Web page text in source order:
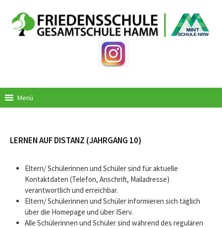
Inhalt
Menü
LERNEN AUF DISTANZ (JAHRGANG 10)
Eltern/ Schülerinnen und Schüler sind für aktuelle
Kontaktdaten (Telefon, Anschrift, Mailadresse)
verantwortlich und erreichbar.
Eltern/ Schülerinnen und Schüler informieren sich täglich
über die Homepage und über IServ.
Alle Schülerinnen und Schüler sind während des regulären